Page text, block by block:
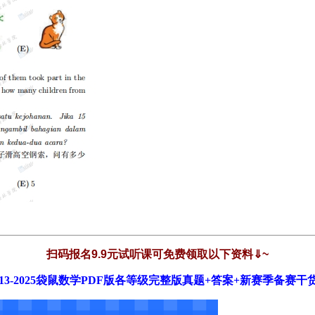
扫码报名9.9元试听课可免费领取以下资料⇓~
2025袋鼠数学PDF版各等级完整版真题+答案+新赛季备赛干